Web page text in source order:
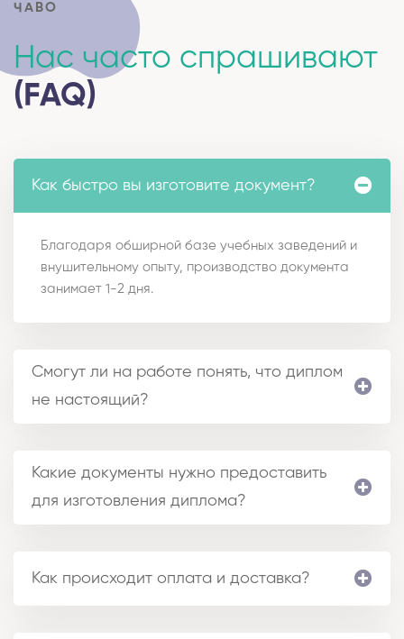
ЧАВО
Нас часто спрашивают
(FAQ)
Как быстро вы изготовите документ?
Благодаря обширной базе учебных заведений и
внушительному опыту, производство документа
занимает 1-2 дня.
Смогут ли на работе понять, что диплом
не настоящий?
Какие документы нужно предоставить
для изготовления диплома?
Как происходит оплата и доставка?